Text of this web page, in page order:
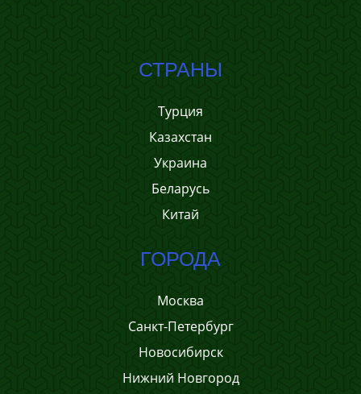
СТРАНЫ
Турция
Казахстан
Украина
Беларусь
Китай
ГОРОДА
Москва
Санкт-Петербург
Новосибирск
Нижний Новгород